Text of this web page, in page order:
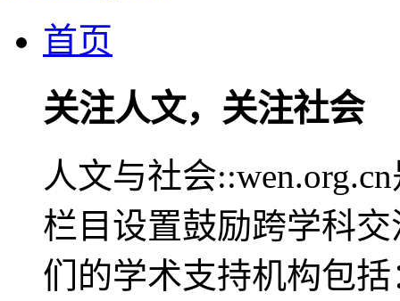
首页
关注人文，关注社会
人文与社会
栏目设置鼓励跨学科
们的学术支持机构包